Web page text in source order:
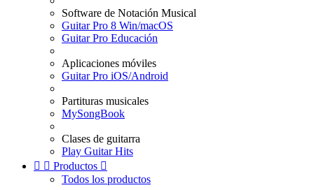
Software de Notación Musical
Guitar Pro 8 Win/macOS
Guitar Pro Educación
Aplicaciones móviles
Guitar Pro iOS/Android
Partituras musicales
MySongBook
Clases de guitarra
Play Guitar Hits
  Productos 
Todos los productos